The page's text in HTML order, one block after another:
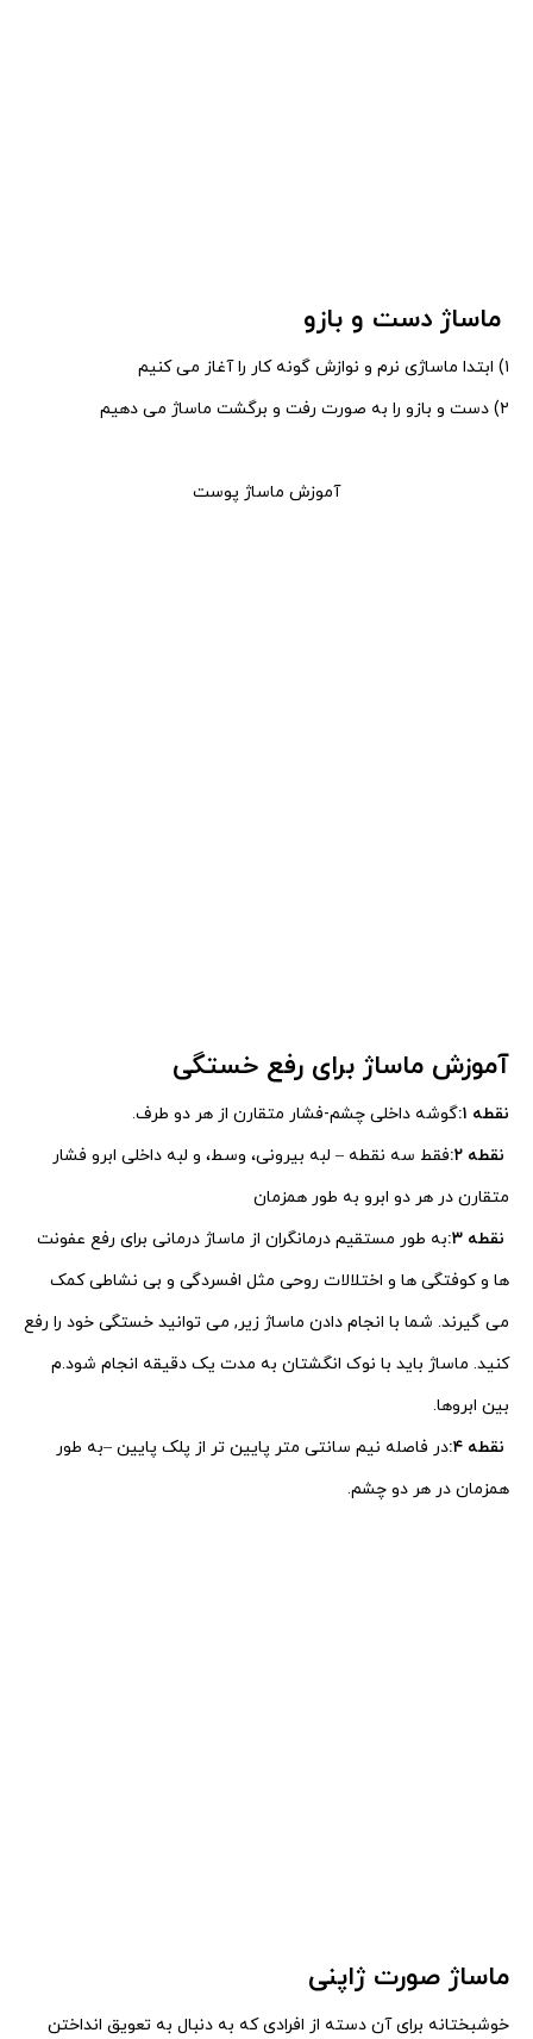
ماساژ دست و بازو
۱) ابتدا ماساژی نرم و نوازش گونه کار را آغاز می کنیم
۲) دست و بازو را به صورت رفت و برگشت ماساژ می دهیم
آموزش ماساژ پوست
آموزش ماساژ برای رفع خستگی
نقطه ۱:
گوشه داخلی چشم-فشار متقارن از هر دو طرف.
نقطه ۲:
فقط سه نقطه – لبه بیرونی، وسط، و لبه داخلی ابرو فشار
متقارن در هر دو ابرو به طور همزمان
نقطه ۳:
به طور مستقیم درمانگران از ماساژ درمانی برای رفع عفونت
ها و کوفتگی ها و اختلالات روحی مثل افسردگی و بی نشاطی کمک
می گیرند. شما با انجام دادن ماساژ زیر, می توانید خستگی خود را رفع
کنید. ماساژ باید با نوک انگشتان به مدت یک دقیقه انجام شود.م
بین ابروها.
نقطه ۴:
در فاصله نیم سانتی متر پایین تر از پلک پایین –به طور
همزمان در هر دو چشم.
ماساژ صورت ژاپنی
خوشبختانه برای آن دسته از افرادی که به دنبال به تعویق انداختن